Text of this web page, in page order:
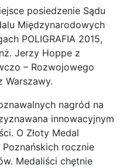
posiedzenie Sądu
Międzynarodowych
POLIGRAFIA 2015,
Jerzy Hoppe z
– Rozwojowego
Warszawy.
nagród na
innowacyjnym
O Złoty Medal
rocznie
Medaliści chętnie